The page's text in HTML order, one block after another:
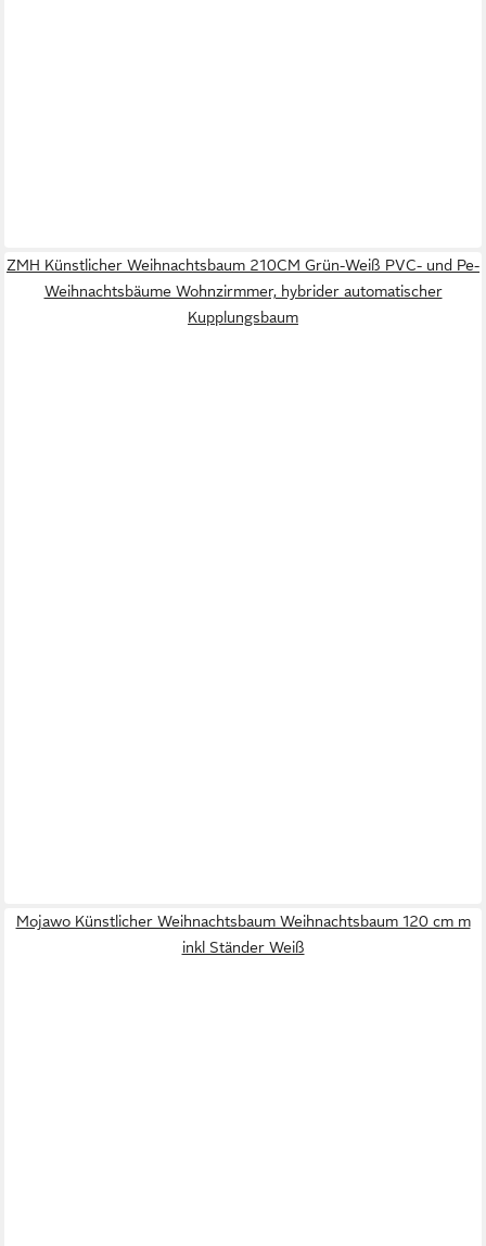
ZMH Künstlicher Weihnachtsbaum 210CM Grün-Weiß PVC- und Pe-
Weihnachtsbäume Wohnzirmmer, hybrider automatischer
Kupplungsbaum
Mojawo Künstlicher Weihnachtsbaum Weihnachtsbaum 120 cm m
inkl Ständer Weiß